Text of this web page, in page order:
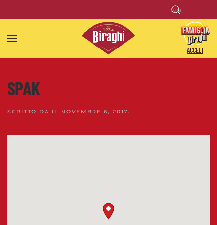
Skip to main content
ACCEDI
SPAK
SCRITTO DA IL NOVEMBRE 6, 2017.